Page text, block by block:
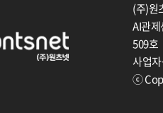
(주)원
AI관
509호
사업
ⓒ